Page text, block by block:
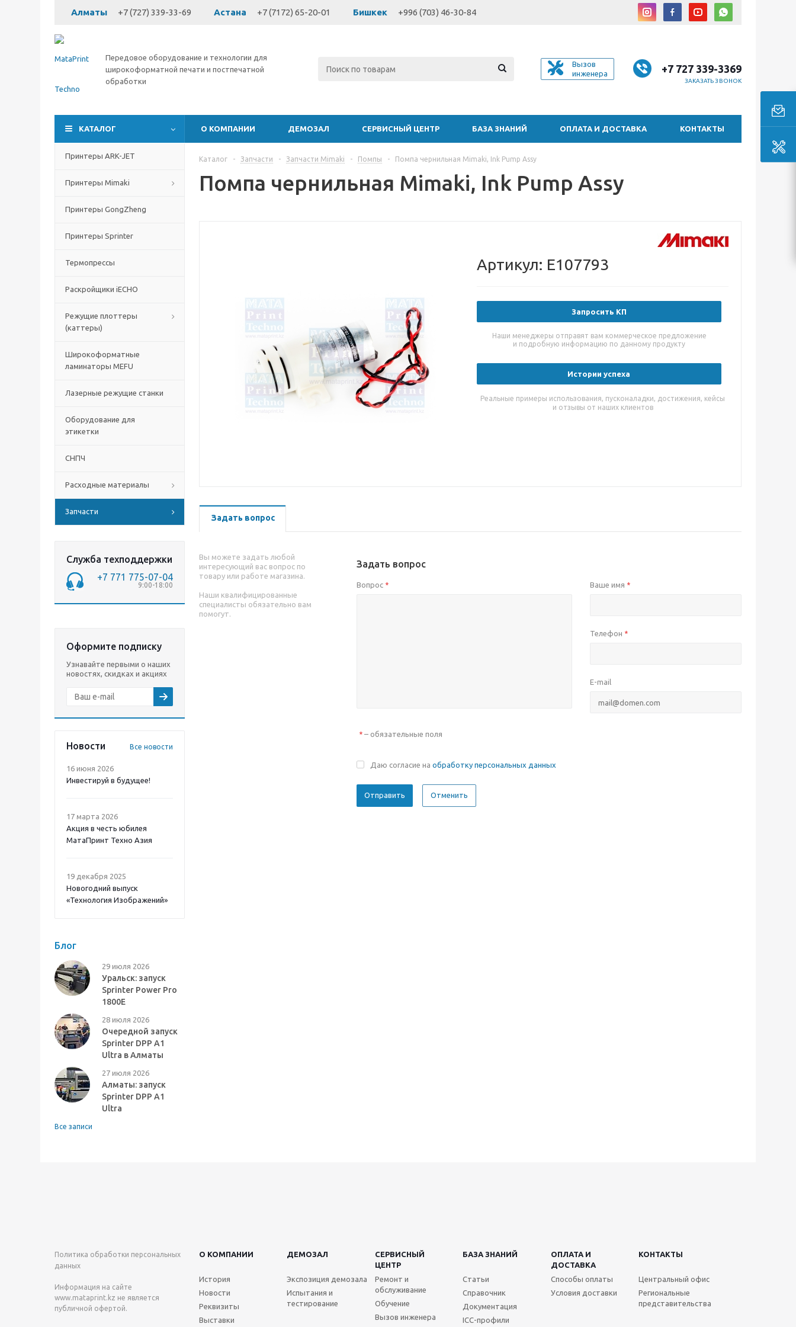
Алматы +7 (727) 339-33-69 Астана +7 (7172) 65-20-01 Бишкек +996 (703) 46-30-84
Передовое оборудование и технологии для
широкоформатной печати и постпечатной
обработки
Вызов
инженера
+7 727 339-3369
ЗАКАЗАТЬ ЗВОНОК
КАТАЛОГ О КОМПАНИИ ДЕМОЗАЛ СЕРВИСНЫЙ ЦЕНТР БАЗА ЗНАНИЙ ОПЛАТА И ДОСТАВКА КОНТАКТЫ
Принтеры ARK-JET
Принтеры Mimaki
Принтеры GongZheng
Принтеры Sprinter
Термопрессы
Раскройщики iECHO
Режущие плоттеры
(каттеры)
Широкоформатные
ламинаторы MEFU
Лазерные режущие станки
Оборудование для
этикетки
СНПЧ
Расходные материалы
Запчасти
Служба техподдержки
+7 771 775-07-04
9:00-18:00
Оформите подписку
Узнавайте первыми о наших
новостях, скидках и акциях
Новости Все новости
16 июня 2026
Инвестируй в будущее!
17 марта 2026
Акция в честь юбилея
МатаПринт Техно Азия
19 декабря 2025
Новогодний выпуск
«Технология Изображений»
Блог
29 июля 2026
Уральск: запуск
Sprinter Power Pro
1800E
28 июля 2026
Очередной запуск
Sprinter DPP A1
Ultra в Алматы
27 июля 2026
Алматы: запуск
Sprinter DPP A1
Ultra
Все записи
Каталог - Запчасти - Запчасти Mimaki - Помпы - Помпа чернильная Mimaki, Ink Pump Assy
Помпа чернильная Mimaki, Ink Pump Assy
Артикул: E107793
Запросить КП
Наши менеджеры отправят вам коммерческое предложение
и подробную информацию по данному продукту
Истории успеха
Реальные примеры использования, пусконаладки, достижения, кейсы
и отзывы от наших клиентов
Задать вопрос
Вы можете задать любой
интересующий вас вопрос по
товару или работе магазина.
Наши квалифицированные
специалисты обязательно вам
помогут.
Задать вопрос
Вопрос * Ваше имя *
Телефон *
E-mail
*– обязательные поля
Даю согласие на обработку персональных данных
Отменить
Политика обработки персональных
данных
Информация на сайте
www.mataprint.kz не является
публичной офертой.
О КОМПАНИИ ДЕМОЗАЛ
СЕРВИСНЫЙ
ЦЕНТР
БАЗА ЗНАНИЙ
ОПЛАТА И
ДОСТАВКА
КОНТАКТЫ
История
Новости
Реквизиты
Выставки
Экспозиция демозала
Испытания и
тестирование
Ремонт и
обслуживание
Обучение
Вызов инженера
Статьи
Справочник
Документация
ICC-профили
Способы оплаты
Условия доставки
Центральный офис
Региональные
представительства